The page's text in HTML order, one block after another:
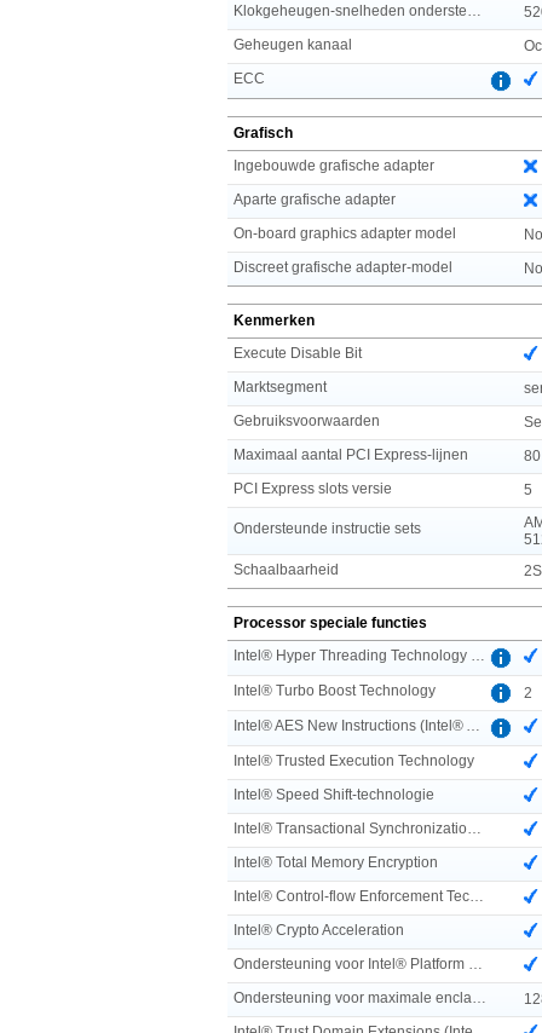
Geheugen kanaal
ECC
Grafisch
Ingebouwde grafische adapter
Aparte grafische adapter
On-board graphics adapter model
Discreet grafische adapter-model
Kenmerken
Execute Disable Bit
Marktsegment
Gebruiksvoorwaarden
Maximaal aantal PCI Express-lijnen
80
PCI Express slots versie
5
Ondersteunde instructie sets
Schaalbaarheid
2S
Processor speciale functies
Intel® Turbo Boost Technology
2
Intel® Trusted Execution Technology
Intel® Speed Shift-technologie
Intel® Total Memory Encryption
Intel® Crypto Acceleration